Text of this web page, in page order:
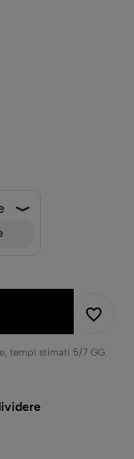
tempi stimati 5/7 GG.